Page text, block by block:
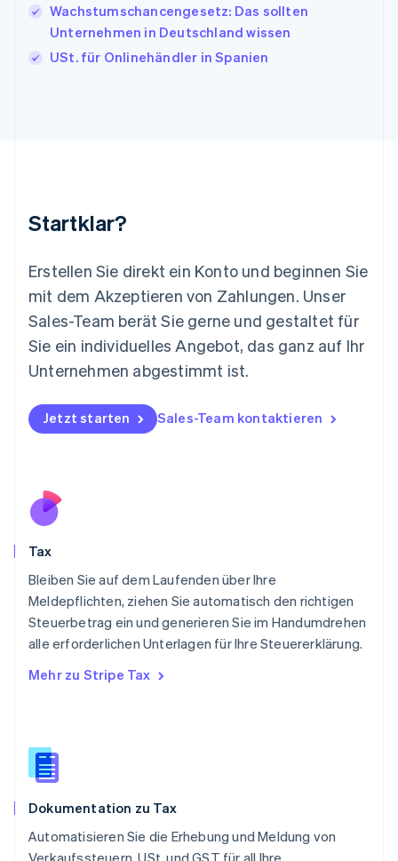
Wachstumschancengesetz: Das sollten
Unternehmen in Deutschland wissen
USt. für Onlinehändler in Spanien
Startklar?
Erstellen Sie direkt ein Konto und beginnen Sie
mit dem Akzeptieren von Zahlungen. Unser
Sales-Team berät Sie gerne und gestaltet für
Sie ein individuelles Angebot, das ganz auf Ihr
Unternehmen abgestimmt ist.
Jetzt starten Sales-Team kontaktieren
Tax
Bleiben Sie auf dem Laufenden über Ihre
Meldepflichten, ziehen Sie automatisch den richtigen
Steuerbetrag ein und generieren Sie im Handumdrehen
alle erforderlichen Unterlagen für Ihre Steuererklärung.
Mehr zu Stripe Tax
Dokumentation zu Tax
Automatisieren Sie die Erhebung und Meldung von
EnglishFrançais
Kroatien
EnglishItaliano
English简体中文
English
Mexiko
Español English
Neuseeland
English
NederlandsEnglish
English
Österreich
Portugal
Português
Schweden
Schweiz
DeutschFrançaisItalianoEnglish
Singapur
Slowakei
Sonderverwaltungsregion Hongkong,
China
Spanien
EspañolEnglish
Thailand